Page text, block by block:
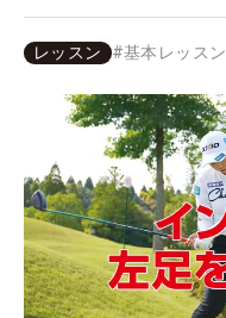
レッスン #基本レッスン